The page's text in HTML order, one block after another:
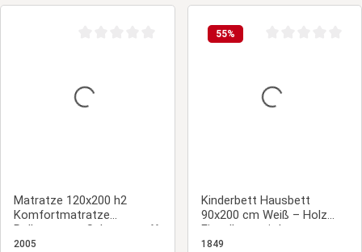
Matratze 120x200 h2
Komfortmatratze
Rollmatratze Schaumstoff
Weiß
2005
55%
Kinderbett Hausbett
90x200 cm Weiß – Holz
Einzelbett mit Lattenrost
für Kinderzimmer
1849